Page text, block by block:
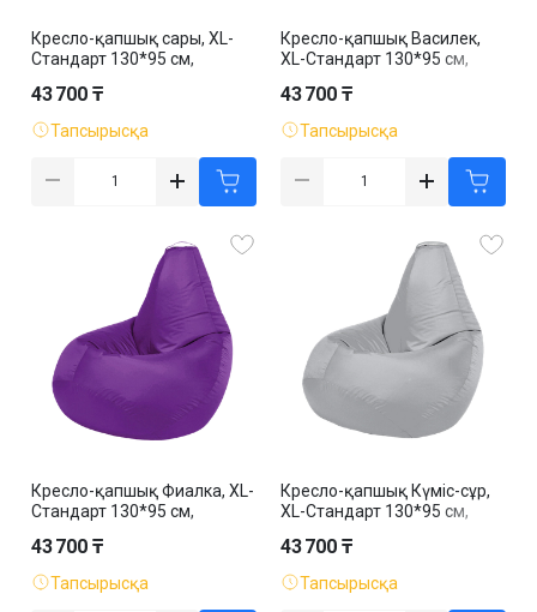
Кресло-қапшық сары, XL-
Стандарт 130*95 см,
43 700 ₸
Тапсырысқа
Кресло-қапшық Василек,
XL-Стандарт 130*95 см,
43 700 ₸
Тапсырысқа
Кресло-қапшық Фиалка, XL-
Стандарт 130*95 см,
43 700 ₸
Тапсырысқа
Кресло-қапшық Күміс-сұр,
XL-Стандарт 130*95 см,
43 700 ₸
Тапсырысқа